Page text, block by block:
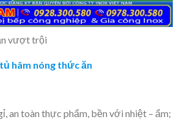
vượt trội
hâm nóng thức ăn
an toàn thực phẩm, bền với nhiệt – ẩm;